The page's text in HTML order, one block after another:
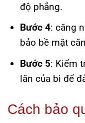
độ phẳng.
Bước 4: căng
bảo bề mặt
Bước 5: Kiểm
lăn của bi để
Cách bảo